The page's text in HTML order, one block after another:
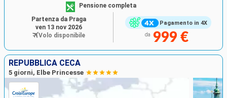
Pagamento in 4X
Pensione completa
da 999 €
Partenza da Praga
ven 13 nov 2026
Volo disponibile
REPUBBLICA CECA
5 giorni, Elbe Princesse